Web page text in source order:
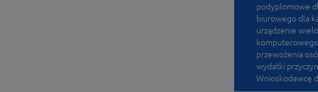
podyplomowe
biurowego dla
urządzenie
przewożenia
wydatki
Wnioskodawcę